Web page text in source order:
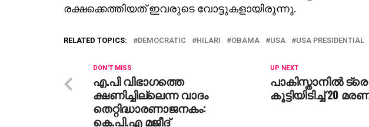
രക്ഷക്കെത്തിയത് ഇവരുടെ വോട്ടുകളായിരുന്നു.
RELATED TOPICS: DEMOCRATIC HILARI OBAMA USA USA PRESIDENTIAL
UP NEXT
പാകിസ്താനില്‍
കൂട്ടിയിടിച്ച് 20
DON'T MISS
എ.പി വിഭാഗത്തെ
ക്ഷണിച്ചില്ലെന്ന വാദം
തെറ്റിദ്ധാരണാജനകം:
കെ.പി.എ മജീദ്